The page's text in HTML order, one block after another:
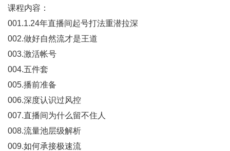
课程内容：
001.1.24年直播间起号打法重潜拉深
002.做好自然流才是王道
003.激活帐号
004.五件套
005.播前准备
006.深度认识过风控
007.直播间为什么留不住人
008.流量池层级解析
009.如何承接极速流